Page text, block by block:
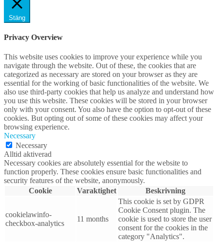
Stäng
Privacy Overview
This website uses cookies to improve your experience while you
navigate through the website. Out of these, the cookies that are
categorized as necessary are stored on your browser as they are
essential for the working of basic functionalities of the website. We
also use third-party cookies that help us analyze and understand how
you use this website. These cookies will be stored in your browser
only with your consent. You also have the option to opt-out of these
cookies. But opting out of some of these cookies may affect your
browsing experience.
Necessary
Necessary
Alltid aktiverad
Necessary cookies are absolutely essential for the website to
function properly. These cookies ensure basic functionalities and
security features of the website, anonymously.
Cookie
Varaktighet Beskrivning
cookielawinfo-
checkbox-analytics
11 months
This cookie is set by GDPR
Cookie Consent plugin. The
cookie is used to store the user
consent for the cookies in the
category "Analytics".